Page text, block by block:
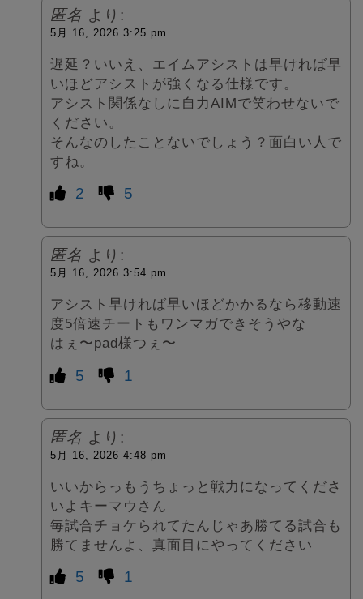
匿名 より:
5月 16, 2026 3:25 pm
遅延？いいえ、エイムアシストは早ければ早
いほどアシストが強くなる仕様です。
アシスト関係なしに自力AIMで笑わせないで
ください。
そんなのしたことないでしょう？面白い人で
すね。
2 5
匿名 より:
5月 16, 2026 3:54 pm
アシスト早ければ早いほどかかるなら移動速
度5倍速チートもワンマガできそうやな
はぇ〜pad様つぇ〜
5 1
匿名 より:
5月 16, 2026 4:48 pm
いいからっもうちょっと戦力になってくださ
いよキーマウさん
毎試合チョケられてたんじゃあ勝てる試合も
勝てませんよ、真面目にやってください
5 1